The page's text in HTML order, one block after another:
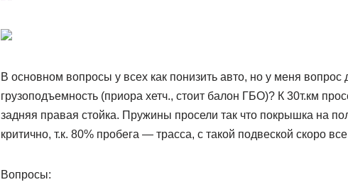
В основном вопросы у всех как понизить авто, но у меня вопрос
грузоподъемность (приора хетч., стоит балон ГБО)? К 30т.км
задняя правая стойка. Пружины просели так что покрышка на
критично, т.к. 80% пробега — трасса, с такой подвеской скоро
Вопросы: